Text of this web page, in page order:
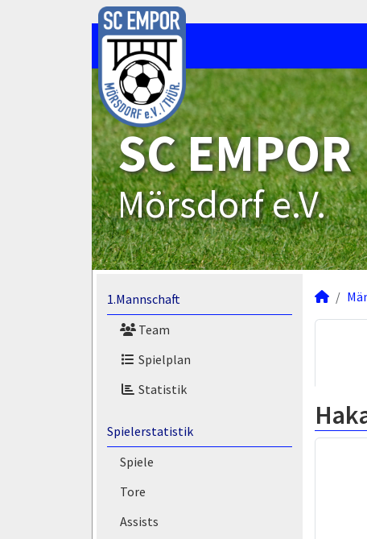
SC EMPOR
Mörsdorf e.V.
1.Mannschaft
Team
Spielplan
Statistik
Spielerstatistik
Spiele
Tore
Assists